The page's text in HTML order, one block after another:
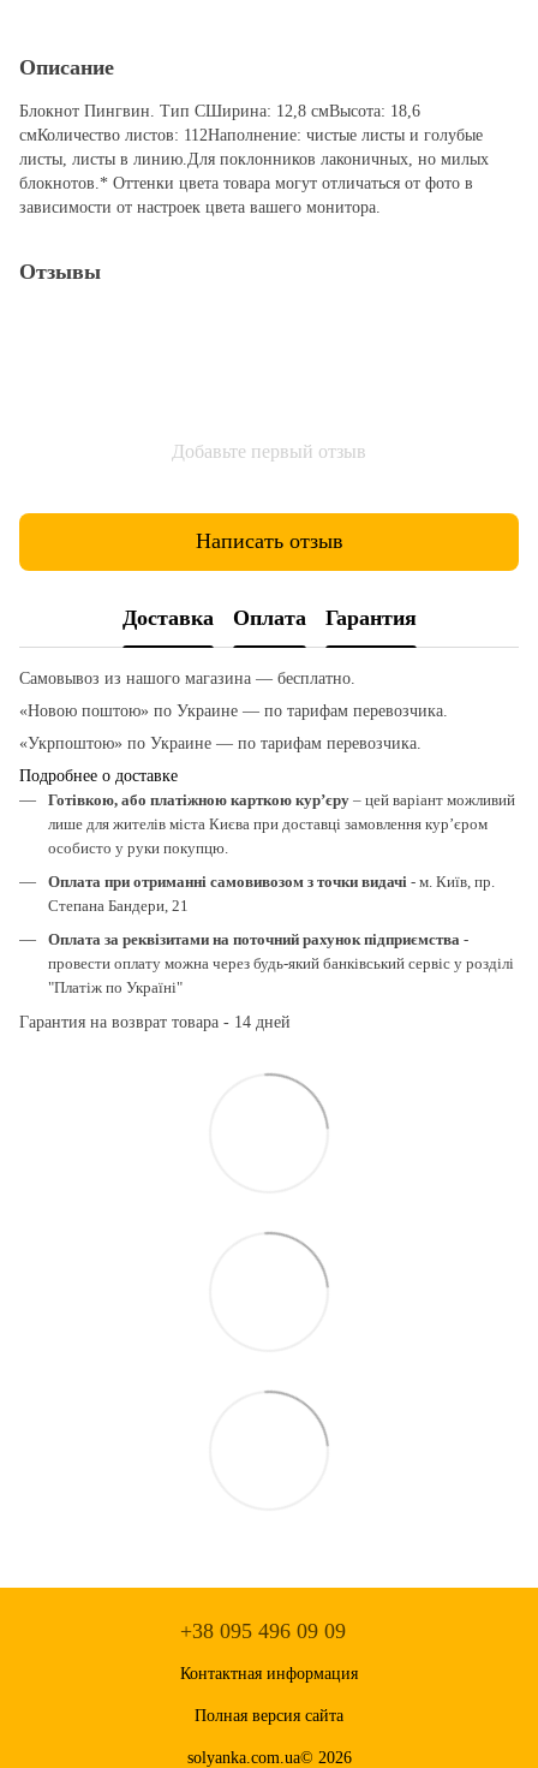
Описание
Блокнот Пингвин. Тип CШирина: 12,8 смВысота: 18,6
смКоличество листов: 112Наполнение: чистые листы и голубые
листы, листы в линию.Для поклонников лаконичных, но милых
блокнотов.* Оттенки цвета товара могут отличаться от фото в
зависимости от настроек цвета вашего монитора.
Отзывы
Добавьте первый отзыв
Написать отзыв
Доставка Оплата Гарантия
Самовывоз из нашого магазина — бесплатно.
«Новою поштою» по Украине — по тарифам перевозчика.
«Укрпоштою» по Украине — по тарифам перевозчика.
Подробнее о доставке
Готівкою, або платіжною карткою кур’єру – цей варіант можливий
лише для жителів міста Києва при доставці замовлення кур’єром
особисто у руки покупцю.
Оплата при отриманні самовивозом з точки видачі - м. Київ, пр.
Степана Бандери, 21
Оплата за реквізитами на поточний рахунок підприємства -
провести оплату можна через будь-який банківський сервіс у розділі
"Платіж по Україні"
Гарантия на возврат товара - 14 дней
+38 095 496 09 09
Контактная информация
Полная версия сайта
solyanka.com.ua© 2026